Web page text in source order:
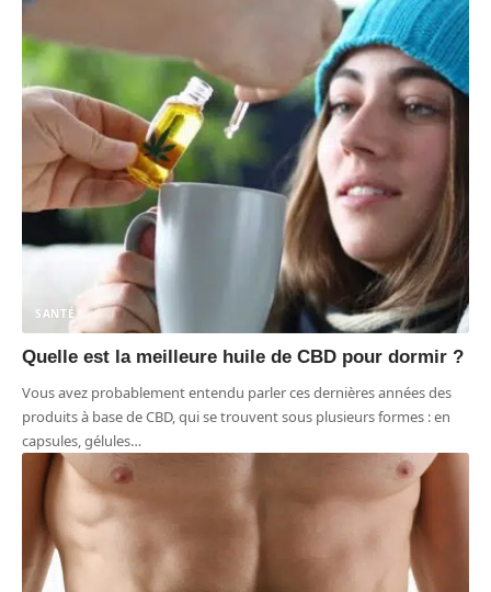
SANTÉ
Quelle est la meilleure huile de CBD pour dormir ?
Vous avez probablement entendu parler ces dernières années des
produits à base de CBD, qui se trouvent sous plusieurs formes : en
capsules, gélules…